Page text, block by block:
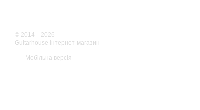
© 2014—2026
Guitarhouse інтернет-магазин
Мобільна версія